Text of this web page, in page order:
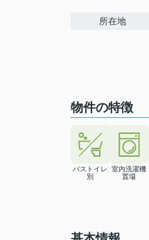
所在地
物件の特徴
バストイレ
別
室内洗濯機
置場